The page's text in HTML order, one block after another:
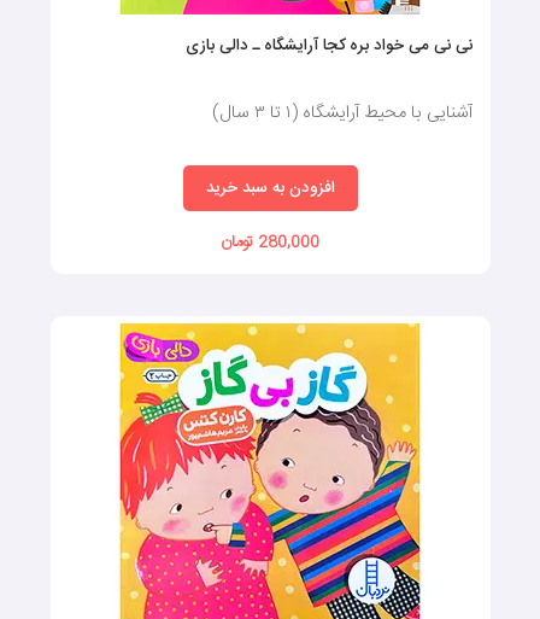
نی نی می خواد بره کجا آرایشگاه ـ دالی بازی
آشنایی با محیط آرایشگاه (۱ تا ۳ سال)
افزودن به سبد خرید
280,000 تومان